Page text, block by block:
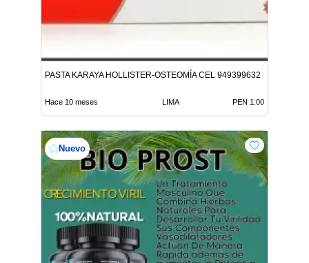
PASTA KARAYA HOLLISTER-OSTEOMÍA CEL 949399632
Hace 10 meses LIMA PEN 1.00
Nuevo